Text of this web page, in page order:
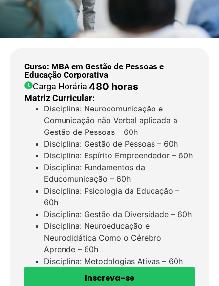
Curso: MBA em Gestão de Pessoas e
Educação Corporativa
Carga Horária:480 horas
Matriz Curricular:
Disciplina: Neurocomunicação e
Comunicação não Verbal aplicada à
Gestão de Pessoas – 60h
Disciplina: Gestão de Pessoas – 60h
Disciplina: Espírito Empreendedor – 60h
Disciplina: Fundamentos da
Educomunicação – 60h
Disciplina: Psicologia da Educação –
60h
Disciplina: Gestão da Diversidade – 60h
Disciplina: Neuroeducação e
Neurodidática Como o Cérebro
Aprende – 60h
Disciplina: Metodologias Ativas – 60h
Inscreva-se